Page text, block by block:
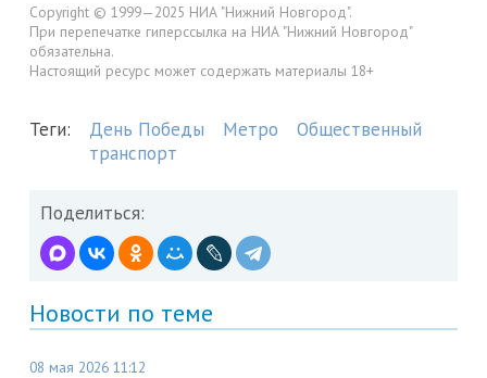
Copyright © 1999—2025 НИА "Нижний Новгород".
При перепечатке гиперссылка на НИА "Нижний Новгород"
обязательна.
Настоящий ресурс может содержать материалы 18+
Теги: День Победы Метро
Общественный
транспорт
Поделиться:
Новости по теме
08 мая 2026 11:12